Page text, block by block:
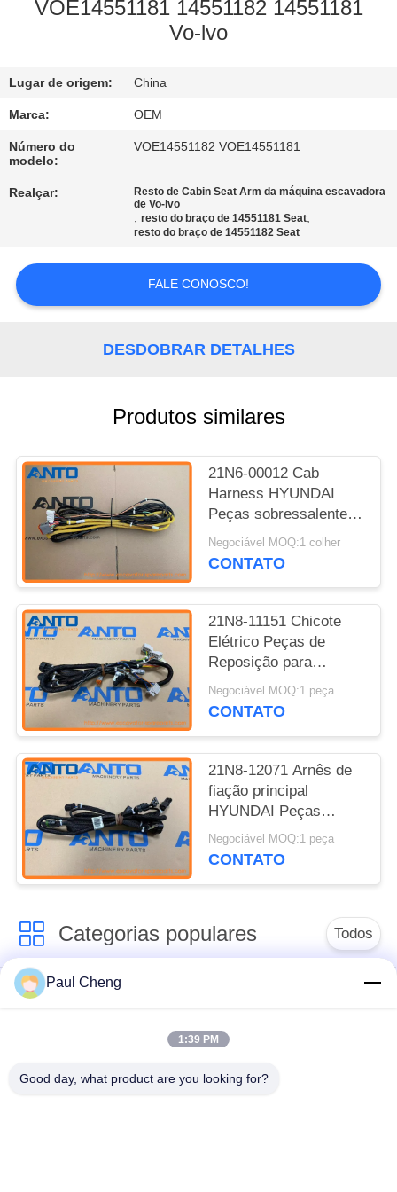
CONTROLE
BLOGUE
DO
POLÍTICA
PRIVACIDADE
VOE14551181 14551182 14551181
Vo-lvo
Lugar de origem: China
Marca: OEM
Número do
modelo:
VOE14551182 VOE14551181
Realçar:
Resto de Cabin Seat Arm da máquina escavadora
de Vo-lvo
,resto do braço de 14551181 Seat,
resto do braço de 14551182 Seat
FALE CONOSCO!
DESDOBRAR DETALHES
Produtos similares
21N6-00012 Cab
Harness HYUNDAI
Peças sobressalentes
de escavadeira
adequadas para R110-
Negociável MOQ:1 colher
CONTATO
21N8-11151 Chicote
Elétrico Peças de
Reposição para
Escavadeira HYUNDAI
R140LC-7 R160LC-7
Negociável MOQ:1 peça
CONTATO
21N8-12071 Arnês de
fiação principal
HYUNDAI Peças
sobressalentes de
escavadeira para
Negociável MOQ:1 peça
CONTATO
Categorias populares Todos
peças de reposição
da máquina
escavadora
engrenagem do
Paul Cheng
1:39 PM
Good day, what product are you looking for?